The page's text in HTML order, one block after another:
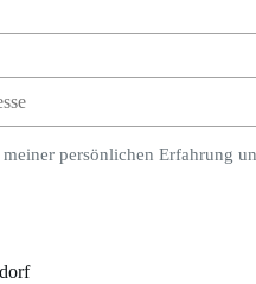
persönlichen Erfahrung